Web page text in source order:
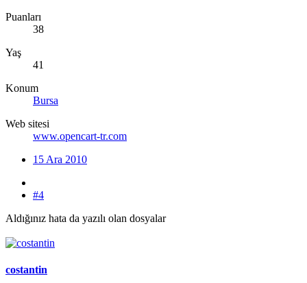
Puanları
38
Yaş
41
Konum
Bursa
Web sitesi
www.opencart-tr.com
15 Ara 2010
#4
Aldığınız hata da yazılı olan dosyalar
costantin